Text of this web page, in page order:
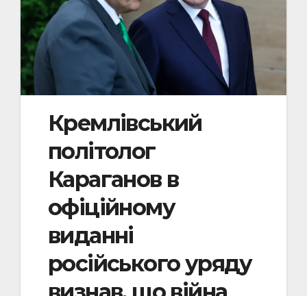
Кремлівський
політолог
Караганов в
офіційному
виданні
російського уряду